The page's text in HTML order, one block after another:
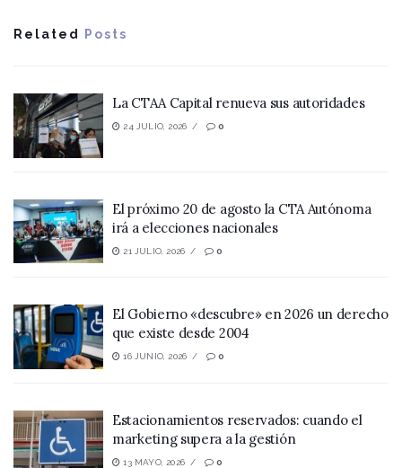
Related Posts
La CTAA Capital renueva sus autoridades
24 JULIO, 2026 0
El próximo 20 de agosto la CTA Autónoma
irá a elecciones nacionales
21 JULIO, 2026 0
El Gobierno «descubre» en 2026 un derecho
que existe desde 2004
16 JUNIO, 2026 0
Estacionamientos reservados: cuando el
marketing supera a la gestión
13 MAYO, 2026 0